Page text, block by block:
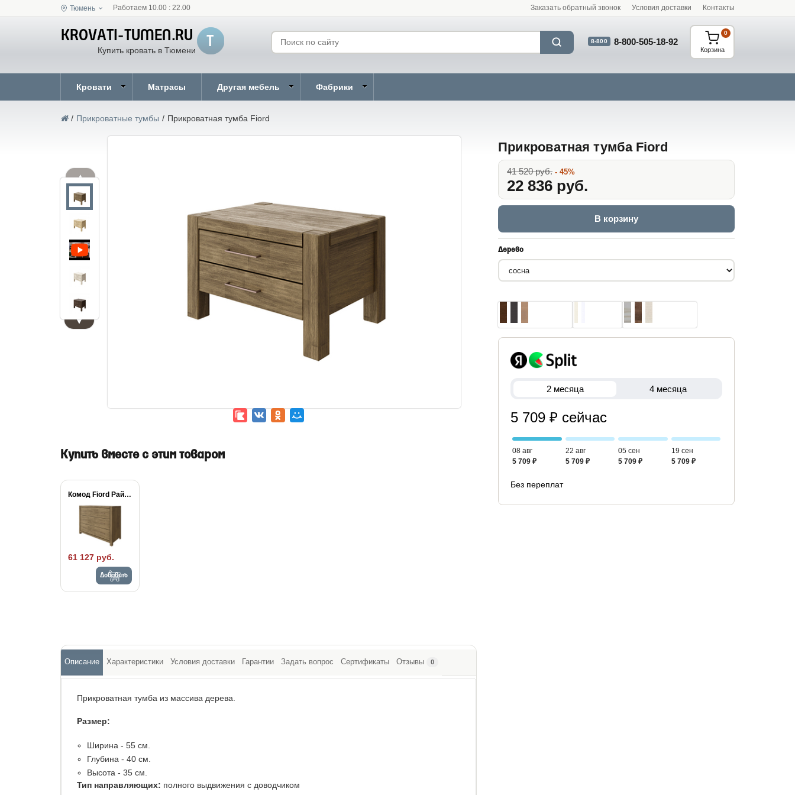
Тюмень Работаем 10.00 : 22.00 Заказать обратный звонок Условия доставки Контакты
Купить кровать в Тюмени
8-800 8-800-505-18-92
Корзина
0
Кровати Матрасы Другая мебель Фабрики
/ Прикроватные тумбы / Прикроватная тумба Fiord
▲
▼
Прикроватная тумба Fiord
41 520 руб. - 45%
22 836 руб.
В корзину
Дерево
2 месяца 4 месяца
5 709 ₽ сейчас
08 авг
5 709 ₽
22 авг
5 709 ₽
05 сен
5 709 ₽
19 сен
5 709 ₽
Без переплат
Купить вместе с этим товаром
Комод Fiord Райтон
61 127 руб.
Добавить
Описание Характеристики Условия доставки Гарантии Задать вопрос Сертификаты Отзывы 0
Прикроватная тумба из массива дерева.
Размер:
Ширина - 55 см.
Глубина - 40 см.
Высота - 35 см.
Тип направляющих: полного выдвижения с доводчиком